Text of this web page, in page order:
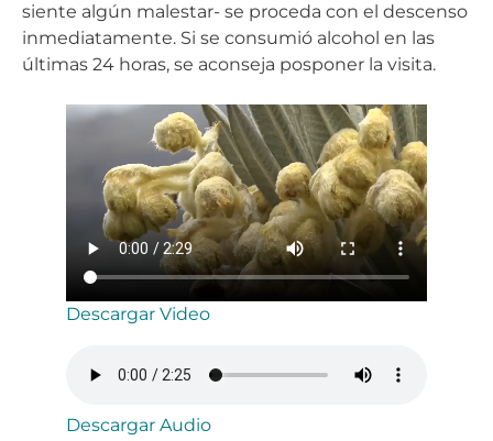
siente algún malestar- se proceda con el descenso
inmediatamente. Si se consumió alcohol en las
últimas 24 horas, se aconseja posponer la visita.
Descargar Video
Descargar Audio